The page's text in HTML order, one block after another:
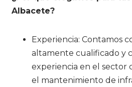
Albacete?
Experiencia: Contamos
altamente cualificado y
experiencia en el sector
el mantenimiento de